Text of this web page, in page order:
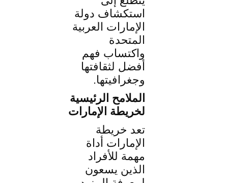
استكشاف دولة
الإمارات العربية
المتحدة
واكتساب فهم
أفضل لثقافتها
وجغرافيتها.
الملامح الرئيسية
لخريطة الإمارات
تعد خريطة
الإمارات أداة
مهمة للأفراد
الذين يسعون